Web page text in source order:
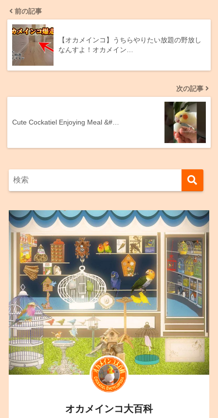
前の記事
【オカメインコ】うちらやりたい放題の野放し
なんすよ！オカメイン…
次の記事
Cute Cockatiel Enjoying Meal &#…
オカメインコ大百科